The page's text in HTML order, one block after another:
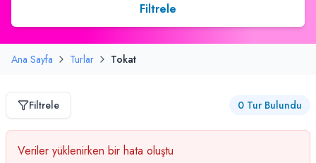
Filtrele
Ana Sayfa Turlar Tokat
Filtrele 0 Tur Bulundu
Veriler yüklenirken bir hata oluştu